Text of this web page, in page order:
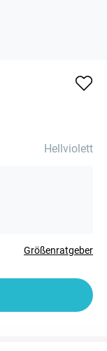
Hellviolett
Größenratgeber